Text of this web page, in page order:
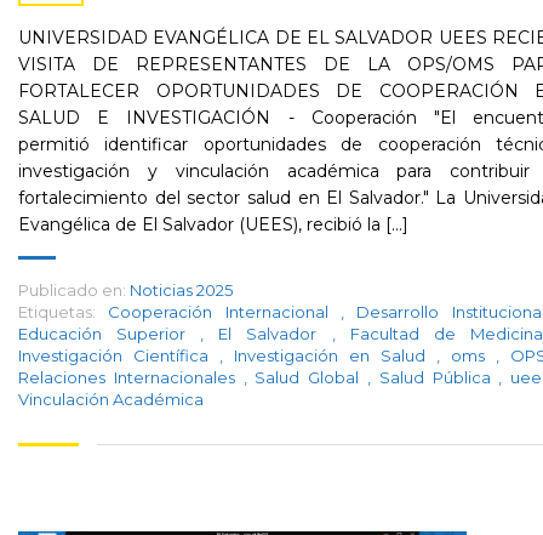
UNIVERSIDAD EVANGÉLICA DE EL SALVADOR UEES
VISITA DE REPRESENTANTES DE LA OPS/OMS
FORTALECER OPORTUNIDADES DE COOPERACIÓN
SALUD E INVESTIGACIÓN - Cooperación "El
permitió identificar oportunidades de cooperación
investigación y vinculación académica para contribuir
fortalecimiento del sector salud en El Salvador." La
Evangélica de El Salvador (UEES), recibió la [...]
Publicado en: Noticias 2025
Etiquetas:
Cooperación Internacional
Desarrollo
Educación Superior
El Salvador
Facultad de
Investigación Científica
Investigación en Salud oms
Relaciones Internacionales
Salud Global Salud Pública
Vinculación Académica